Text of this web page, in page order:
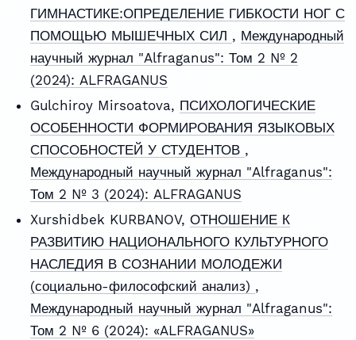
ГИМНАСТИКЕ:ОПРЕДЕЛЕНИЕ ГИБКОСТИ НОГ С
ПОМОЩЬЮ МЫШЕЧНЫХ СИЛ , Международный
научный журнал "Alfraganus": Том 2 № 2
(2024): ALFRAGANUS
Gulchiroy Mirsoatova, ПСИХОЛОГИЧЕСКИЕ
ОСОБЕННОСТИ ФОРМИРОВАНИЯ ЯЗЫКОВЫХ
СПОСОБНОСТЕЙ У СТУДЕНТОВ ,
Международный научный журнал "Alfraganus":
Том 2 № 3 (2024): ALFRAGANUS
Xurshidbek KURBANOV, ОТНОШЕНИЕ К
РАЗВИТИЮ НАЦИОНАЛЬНОГО КУЛЬТУРНОГО
НАСЛЕДИЯ В СОЗНАНИИ МОЛОДЕЖИ
(социально-философский анализ) ,
Международный научный журнал "Alfraganus":
Том 2 № 6 (2024): «ALFRAGANUS»